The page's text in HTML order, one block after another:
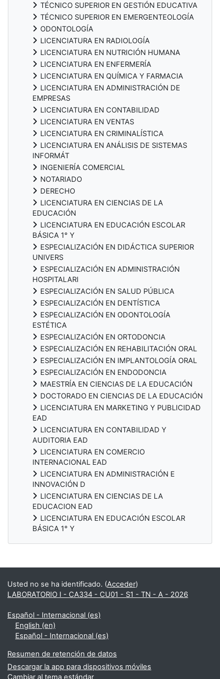
TÉCNICO SUPERIOR EN GESTIÓN EDUCATIVA
TÉCNICO SUPERIOR EN EMERGENTEOLOGÍA
ODONTOLOGÍA
LICENCIATURA EN RADIOLOGÍA
LICENCIATURA EN NUTRICIÓN HUMANA
LICENCIATURA EN ENFERMERÍA
LICENCIATURA EN QUÍMICA Y FARMACIA
LICENCIATURA EN ADMINISTRACIÓN DE
EMPRESAS
LICENCIATURA EN CONTABILIDAD
LICENCIATURA EN VENTAS
LICENCIATURA EN CRIMINALÍSTICA
LICENCIATURA EN ANÁLISIS DE SISTEMAS
INFORMÁT
INGENIERÍA COMERCIAL
NOTARIADO
DERECHO
LICENCIATURA EN CIENCIAS DE LA
EDUCACIÓN
LICENCIATURA EN EDUCACIÓN ESCOLAR
BÁSICA 1° Y
ESPECIALIZACIÓN EN DIDÁCTICA SUPERIOR
UNIVERS
ESPECIALIZACIÓN EN ADMINISTRACIÓN
HOSPITALARI
ESPECIALIZACIÓN EN SALUD PÚBLICA
ESPECIALIZACIÓN EN DENTÍSTICA
ESPECIALIZACIÓN EN ODONTOLOGÍA
ESTÉTICA
ESPECIALIZACIÓN EN ORTODONCIA
ESPECIALIZACIÓN EN REHABILITACIÓN ORAL
ESPECIALIZACIÓN EN IMPLANTOLOGÍA ORAL
ESPECIALIZACIÓN EN ENDODONCIA
MAESTRÍA EN CIENCIAS DE LA EDUCACIÓN
DOCTORADO EN CIENCIAS DE LA EDUCACIÓN
LICENCIATURA EN MARKETING Y PUBLICIDAD
EAD
LICENCIATURA EN CONTABILIDAD Y
AUDITORIA EAD
LICENCIATURA EN COMERCIO
INTERNACIONAL EAD
LICENCIATURA EN ADMINISTRACIÓN E
INNOVACIÓN D
LICENCIATURA EN CIENCIAS DE LA
EDUCACION EAD
LICENCIATURA EN EDUCACIÓN ESCOLAR
BÁSICA 1° Y
Bloques
Usted no se ha identificado. (Acceder)
LABORATORIO I - CA334 - CU01 - S1 - TN - A - 2026
Español - Internacional ‎(es)‎
English ‎(en)‎
Español - Internacional ‎(es)‎
Resumen de retención de datos
Descargar la app para dispositivos móviles
Cambiar al tema estándar